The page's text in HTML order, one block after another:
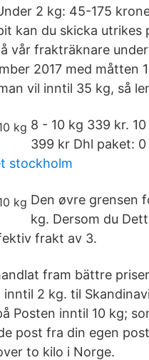
2 kg: 45-175
kan du skicka
vår frakträknare
2017 med måtten
vil inntil 35 kg, så
8 - 10 kg 339 kr.
399 kr Dhl paket:
stockholm
Den øvre grensen
kg. Dersom du
frakt av 3.
fram bättre
inntil 2 kg. til
Posten inntil 10 kg;
post fra din egen
to kilo i Norge.